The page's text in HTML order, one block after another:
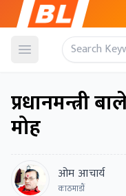
Open menu
प्रधानमन्त्री
मोह
ओम आचार्य
काठमाडाैं